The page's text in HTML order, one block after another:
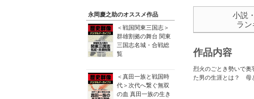
永岡慶之助のオススメ作品
＜戦国関東三国志＞
群雄割拠の舞台 関東
三国志名城・合戦総
覧
＜真田一族と戦国時
代＞次代へ繋ぐ無双
の血 真田一族の生き
小説
ラン
作品内容
烈火のごとき勢いで奥
た男の生涯とは？ 母